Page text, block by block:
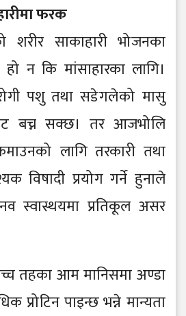
फरक
शरीर साकाहारी भो जनका
न कि मांसाहारका लागि।
गी पशु तथा सडे गले को मासु
बच्न सक्छ। तर आजभो लि
लागि तरकारी तथा
विषादी प्रयो ग गर्ने हुनाले
स्वास्थयमा प्रतिकूल असर
तहका आम मानिसमा अण्डा
प्रो टिन पाइन्छ भन्ने मान्यता